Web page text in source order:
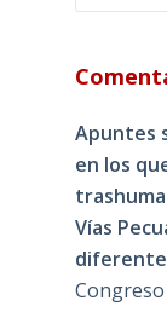
Apuntes
en los
Vías